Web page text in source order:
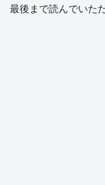
最後まで読んでいた